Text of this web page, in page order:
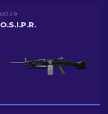
M249
O.S.I.P.R.